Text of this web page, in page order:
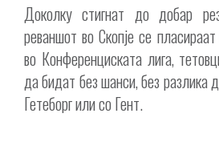
Доколку стигнат до добар
реваншот во Скопје се
во Конференциската лига,
да бидат без шанси, без разлика
Гетеборг или со Гент.